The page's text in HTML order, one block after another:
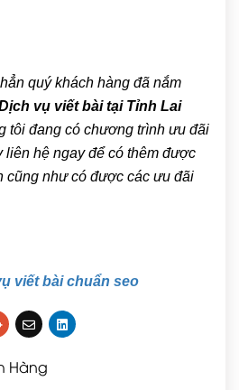
quý khách hàng đã nắm
vụ viết bài tại Tỉnh Lai
tôi đang có chương trình ưu đãi
liên hệ ngay để có thêm được
cũng như có được các ưu đãi
viết bài chuẩn seo
Hàng